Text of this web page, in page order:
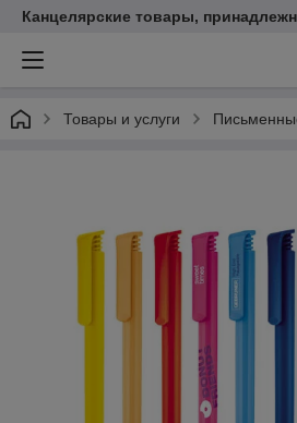
Канцелярские товары,
Товары и услуги